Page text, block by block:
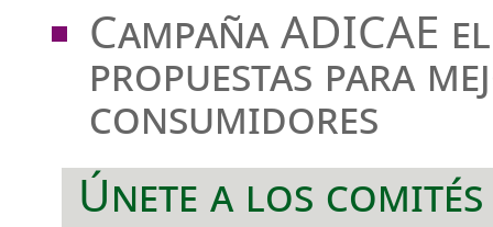
Campaña ADICAE
propuestas para
consumidores
Únete a los